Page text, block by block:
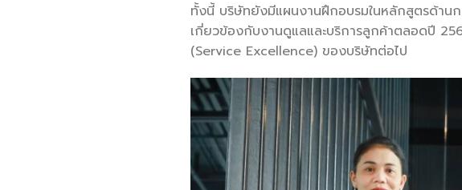
ทั้งนี้ บริษัทยังมีแผนงานฝึกอบรมในหลักสูตรด้าน
เกี่ยวข้องกับงานดูแลและบริการลูกค้าตลอดปี
(Service Excellence) ของบริษัทต่อไป